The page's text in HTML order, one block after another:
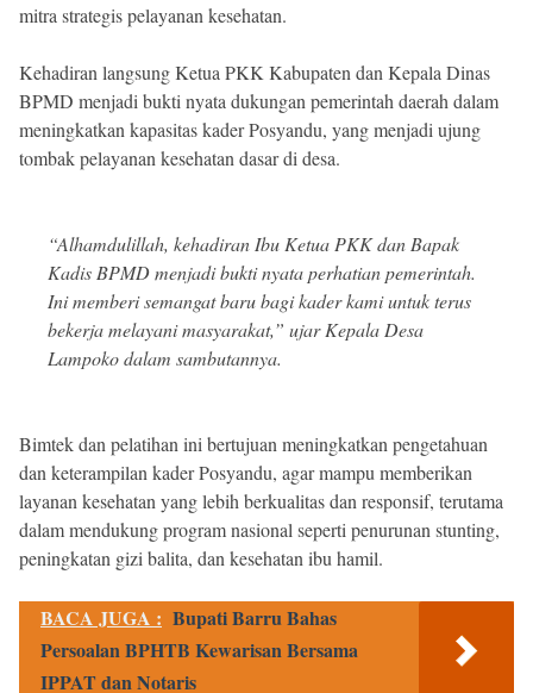
mitra strategis pelayanan kesehatan.
Kehadiran langsung Ketua PKK Kabupaten dan Kepala Dinas
BPMD menjadi bukti nyata dukungan pemerintah daerah dalam
meningkatkan kapasitas kader Posyandu, yang menjadi ujung
tombak pelayanan kesehatan dasar di desa.
“Alhamdulillah, kehadiran Ibu Ketua PKK dan Bapak
Kadis BPMD menjadi bukti nyata perhatian pemerintah.
Ini memberi semangat baru bagi kader kami untuk terus
bekerja melayani masyarakat,” ujar Kepala Desa
Lampoko dalam sambutannya.
Bimtek dan pelatihan ini bertujuan meningkatkan pengetahuan
dan keterampilan kader Posyandu, agar mampu memberikan
layanan kesehatan yang lebih berkualitas dan responsif, terutama
dalam mendukung program nasional seperti penurunan stunting,
peningkatan gizi balita, dan kesehatan ibu hamil.
BACA JUGA : Bupati Barru Bahas
Persoalan BPHTB Kewarisan Bersama
IPPAT dan Notaris